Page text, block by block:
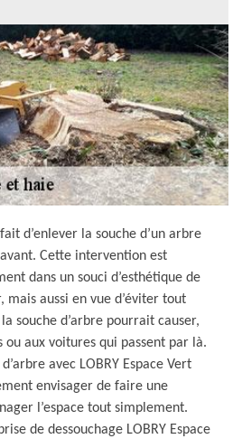
d’enlever la souche d’un arbre
Cette intervention est
dans un souci d’esthétique de
mais aussi en vue d’éviter tout
souche d’arbre pourrait causer,
ou aux voitures qui passent par là.
avec LOBRY Espace Vert
envisager de faire une
l’espace tout simplement.
de dessouchage LOBRY Espace